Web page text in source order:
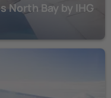
North Bay by IHG